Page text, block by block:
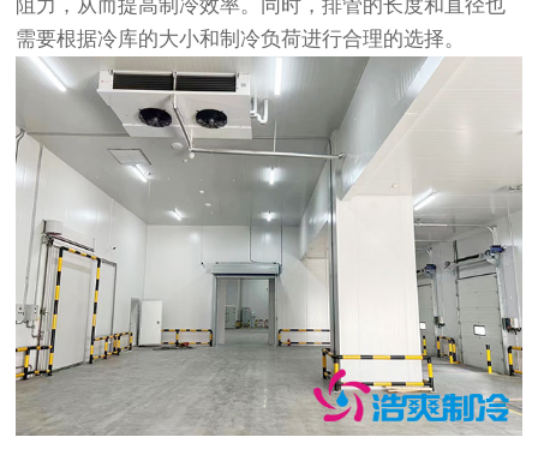
阻力，从而提高制冷效率。同时，排管的长度和直径也
需要根据冷库的大小和制冷负荷进行合理的选择。